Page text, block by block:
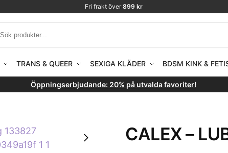
Fri frakt över 899 kr
TRANS & QUEER SEXIGA KLÄDER BDSM KINK &
Öppningserbjudande: 20% på utvalda favoriter!
CALEX –